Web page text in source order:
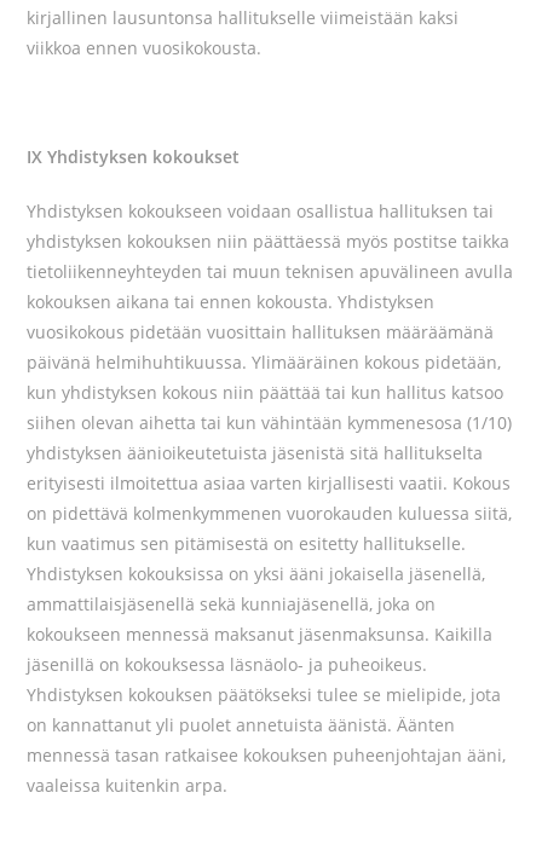
kirjallinen lausuntonsa hallitukselle viimeistään kaksi
viikkoa ennen vuosikokousta.
IX Yhdistyksen kokoukset
Yhdistyksen kokoukseen voidaan osallistua hallituksen tai
yhdistyksen kokouksen niin päättäessä myös postitse taikka
tietoliikenneyhteyden tai muun teknisen apuvälineen avulla
kokouksen aikana tai ennen kokousta. Yhdistyksen
vuosikokous pidetään vuosittain hallituksen määräämänä
päivänä helmihuhtikuussa. Ylimääräinen kokous pidetään,
kun yhdistyksen kokous niin päättää tai kun hallitus katsoo
siihen olevan aihetta tai kun vähintään kymmenesosa (1/10)
yhdistyksen äänioikeutetuista jäsenistä sitä hallitukselta
erityisesti ilmoitettua asiaa varten kirjallisesti vaatii. Kokous
on pidettävä kolmenkymmenen vuorokauden kuluessa siitä,
kun vaatimus sen pitämisestä on esitetty hallitukselle.
Yhdistyksen kokouksissa on yksi ääni jokaisella jäsenellä,
ammattilaisjäsenellä sekä kunniajäsenellä, joka on
kokoukseen mennessä maksanut jäsenmaksunsa. Kaikilla
jäsenillä on kokouksessa läsnäolo- ja puheoikeus.
Yhdistyksen kokouksen päätökseksi tulee se mielipide, jota
on kannattanut yli puolet annetuista äänistä. Äänten
mennessä tasan ratkaisee kokouksen puheenjohtajan ääni,
vaaleissa kuitenkin arpa.